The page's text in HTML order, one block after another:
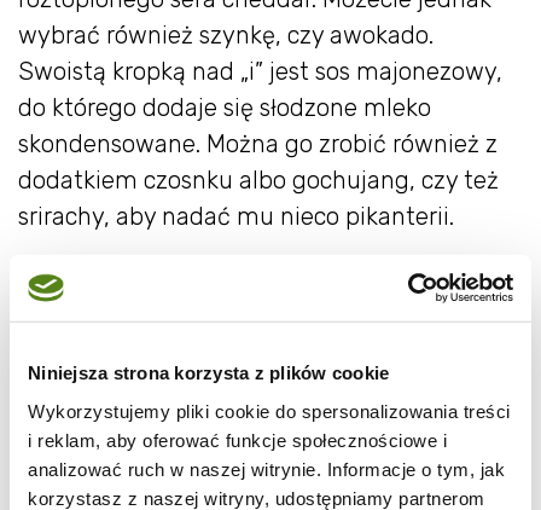
Niniejsza strona korzysta z plików cookie
Wykorzystujemy pliki cookie do spersonalizowania treści
i reklam, aby oferować funkcje społecznościowe i
analizować ruch w naszej witrynie. Informacje o tym, jak
korzystasz z naszej witryny, udostępniamy partnerom
wybrać również szynkę, czy awokado.
Swoistą kropką nad „i” jest sos majonezowy,
do którego dodaje się słodzone mleko
skondensowane. Można go zrobić również z
dodatkiem czosnku albo gochujang, czy też
srirachy, aby nadać mu nieco pikanterii.
W przypadku egg drop sandwich niezwykle
kluczowa jest estetyka podania. Kanapki
jajecznicą po brzegi i wykańcza sosem, który
apetycznie zdobi wierzch. Jestem
przekonany, że nikt nie oprze się takiemu
śniadaniu!